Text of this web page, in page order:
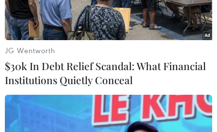
Giao dịch tại Sacombank. (Nguồn: TTXVN)
JG Wentworth
$30k In Debt Relief Scandal: What Financial
Institutions Quietly Conceal